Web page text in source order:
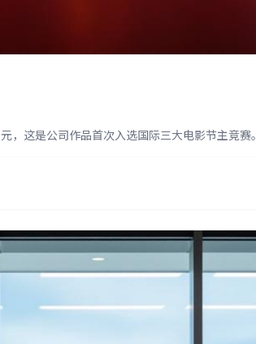
这是公司作品首次入选国际三大电影节主竞赛。